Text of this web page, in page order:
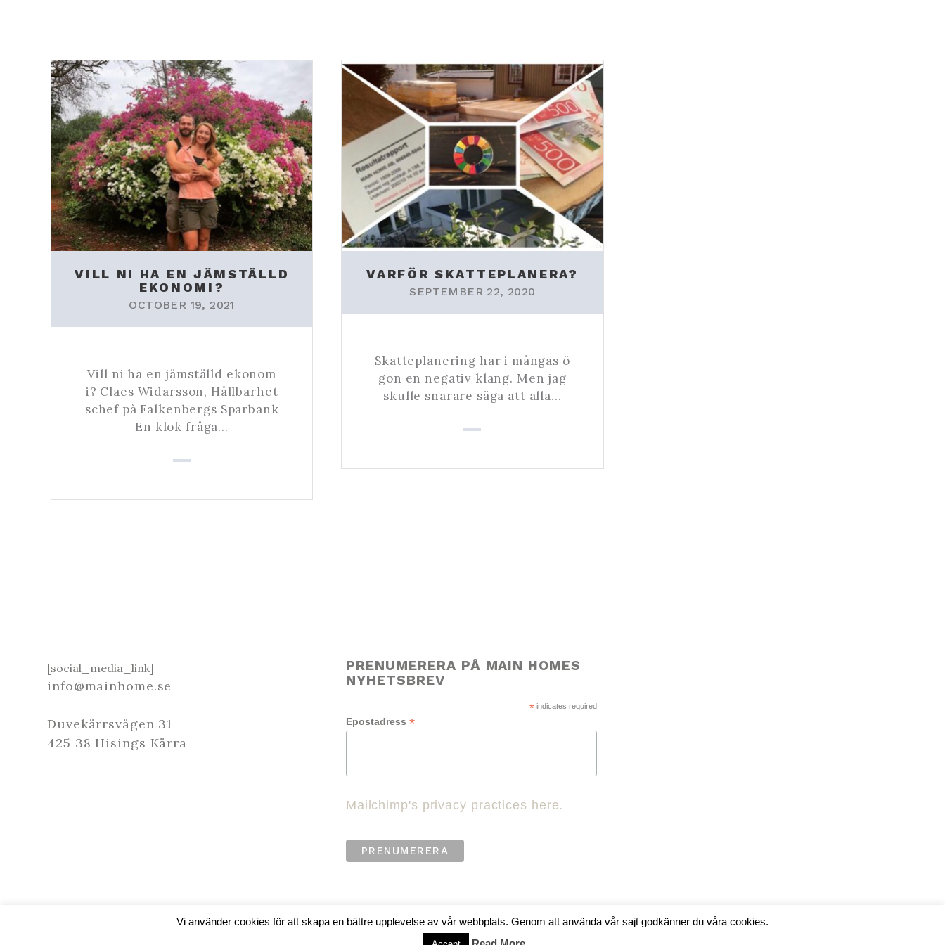
VILL NI HA EN JÄMSTÄLLD
EKONOMI?
OCTOBER 19, 2021
Vill ni ha en jämställd ekonom
i? Claes Widarsson, Hållbarhet
schef på Falkenbergs Sparbank
En klok fråga…
VARFÖR SKATTEPLANERA?
SEPTEMBER 22, 2020
Skatteplanering har i mångas ö
gon en negativ klang. Men jag
skulle snarare säga att alla…
[social_media_link]
info@mainhome.se
Duvekärrsvägen 31
425 38 Hisings Kärra
PRENUMERERA PÅ MAIN HOMES
NYHETSBREV
*indicates required
Epostadress *
Mailchimp's privacy practices here.
Vi använder cookies för att skapa en bättre upplevelse av vår webbplats. Genom att använda vår sajt godkänner du våra cookies.